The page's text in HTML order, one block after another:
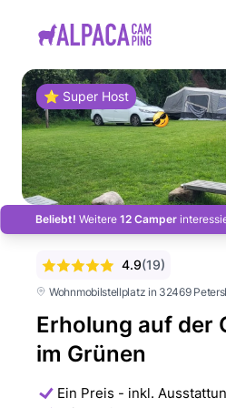
⭐ Super Host
Beliebt! Weitere 12 Camper
Wohnmobilstellplatz in 32469
Erholung auf der
im Grünen
4.9(19)
Ein Preis - inkl.